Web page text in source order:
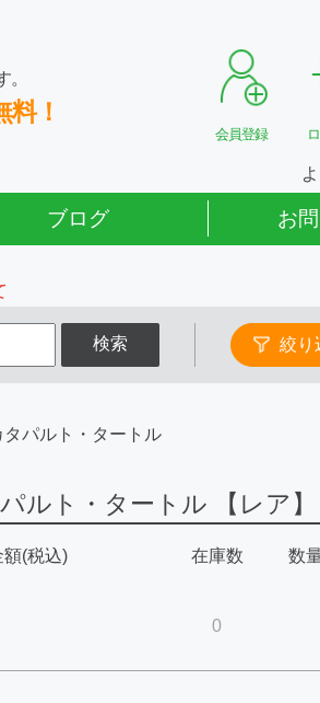
料！
会員登録
ブログ お
検索 絞り
タパルト・タートル
ルト・タートル 【レア】
額(税込) 在庫数 数
0